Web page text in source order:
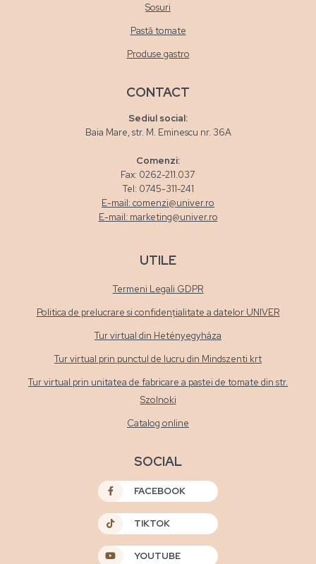
Sosuri
Pastă tomate
Produse gastro
CONTACT
Sediul social:
Baia Mare, str. M. Eminescu nr. 36A
Comenzi:
Fax: 0262-211.037
Tel: 0745-311-241
E-mail: comenzi@univer.ro
E-mail: marketing@univer.ro
UTILE
Termeni Legali GDPR
Politica de prelucrare si confidențialitate a datelor UNIVER
Tur virtual din Hetényegyháza
Tur virtual prin punctul de lucru din Mindszenti krt
Tur virtual prin unitatea de fabricare a pastei de tomate din str.
Szolnoki
Catalog online
SOCIAL
FACEBOOK
TIKTOK
YOUTUBE